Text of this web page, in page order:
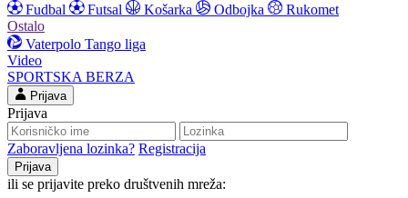
Fudbal
Futsal Košarka Odbojka
Rukomet
Ostalo
Vaterpolo Tango liga
Video
SPORTSKA BERZA
Prijava
Prijava
Zaboravljena lozinka? Registracija
ili se prijavite preko društvenih mreža: